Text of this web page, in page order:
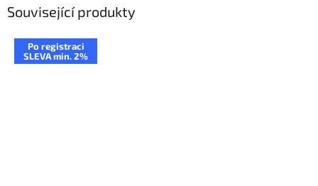
Související produkty
Po registraci
SLEVA min. 2%